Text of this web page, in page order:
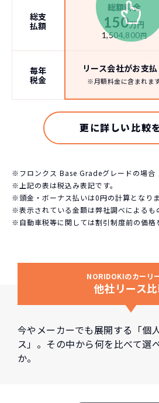
総支
払額
総額料金
150万円
1,504,800円
毎年
税金
リース会社がお支
※月額料金に含まれま
※フロンクス Base Gradeグレードの場合
※上記の表は税込み表記です。
※頭金・ボーナス払いは0円の計算となりま
※表示されている金額は弊社調べによるも
※自動車税等に関しては割引制度前の価格
NORIDOKIのカーリ
他社リース
今やメーカーでも展開する「個
ス」。その中から何を比べて選
か。